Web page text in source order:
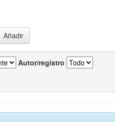
Autor/registro